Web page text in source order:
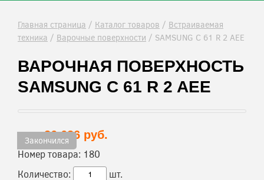
Главная страница / Каталог товаров / Встраиваемая
техника / Варочные поверхности / SAMSUNG C 61 R 2 AEE
ВАРОЧНАЯ ПОВЕРХНОСТЬ
SAMSUNG C 61 R 2 AEE
Закончился
Цена:26 626 руб.
Номер товара: 180
Количество:
шт.